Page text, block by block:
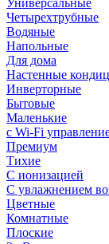
Универсальные
Четырехтрубные
Водяные
Напольные
Для дома
Настенные
Инверторные
Бытовые
Маленькие
с Wi-Fi
Премиум
Тихие
С ионизацией
С увлажнением
Цветные
Комнатные
Плоские